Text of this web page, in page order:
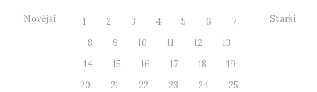
Novější 1 2 3 4 5 6
7
8
9 10 11 12
13
14
15 16 17 18
19
20
21 22 23 24
25
Starší